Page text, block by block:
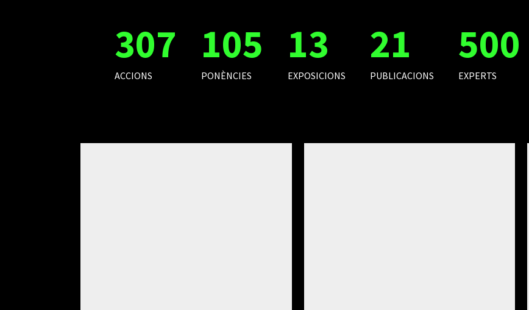
307
ACCIONS
105
PONÈNCIES
13
EXPOSICIONS
21
PUBLICACIONS
500
EXPERTS